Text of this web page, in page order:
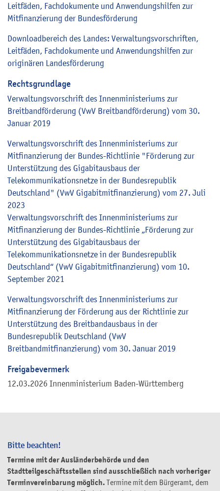
Bitte beachten!
Termine mit der Ausländerbehörde und den
Stadtteilgeschäftsstellen sind ausschließlich nach vorheriger
Terminvereinbarung möglich. Termine mit dem Bürgeramt, dem
Leitfäden, Fachdokumente und Anwendungshilfen zur
Mitfinanzierung der Bundesförderung
Downloadbereich des Landes: Verwaltungsvorschriften,
Leitfäden, Fachdokumente und Anwendungshilfen zur
originären Landesförderung
Rechtsgrundlage
Verwaltungsvorschrift des Innenministeriums zur
Breitbandförderung (VwV Breitbandförderung) vom 30.
Januar 2019
Verwaltungsvorschrift des Innenministeriums zur
Mitfinanzierung der Bundes-Richtlinie "Förderung zur
Unterstützung des Gigabitausbaus der
Telekommunikationsnetze in der Bundesrepublik
Deutschland" (VwV Gigabitmitfinanzierung) vom 27. Juli
2023
Verwaltungsvorschrift des Innenministeriums zur
Mitfinanzierung der Bundes-Richtlinie „Förderung zur
Unterstützung des Gigabitausbaus der
Telekommunikationsnetze in der Bundesrepublik
Deutschland“ (VwV Gigabitmitfinanzierung) vom 10.
September 2021
Verwaltungsvorschrift des Innenministeriums zur
Mitfinanzierung der Förderung aus der Richtlinie zur
Unterstützung des Breitbandausbaus in der
Bundesrepublik Deutschland (VwV
Breitbandmitfinanzierung) vom 30. Januar 2019
Freigabevermerk
12.03.2026 Innenministerium Baden-Württemberg